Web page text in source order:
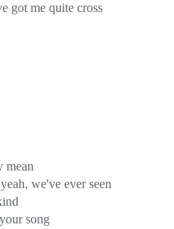
got me quite cross
mean
we've ever seen
song